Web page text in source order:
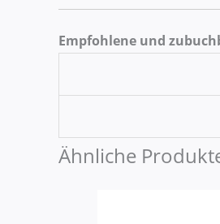
Empfohlene und
Ähnliche